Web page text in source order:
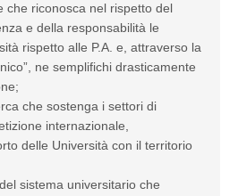
che riconosca nel rispetto del
e della responsabilità le
rispetto alle P.A. e, attraverso la
ne semplifichi drasticamente
che sostenga i settori di
internazionale,
delle Università con il territorio
sistema universitario che